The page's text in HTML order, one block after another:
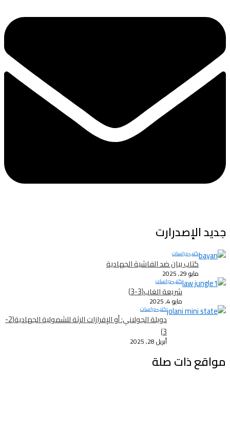
جديد الإصدرارت
كتب-دراسات
كتاب بيان ضد الفاشية الجهادية
مايو 29, 2025
كتب-دراسات
شريعة الغاب(3-3)
مايو 4, 2025
كتب-دراسات
دويلة الجولاني: أو الإفرازات الرثة للشمولية الجهادية(2-
3)
أبريل 28, 2025
مواقع ذات صلة